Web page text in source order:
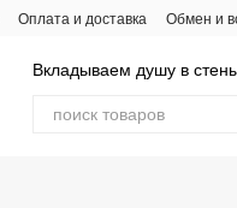
Оплата и доставка Обмен и
Вкладываем душу в